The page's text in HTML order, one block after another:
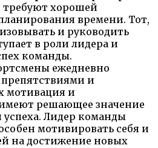
требуют хорошей
времени. Тот,
и руководить
в роли лидера и
команды.
ежедневно
и
мотивация и
решающее значение
Лидер команды
мотивировать себя и
на достижение новых